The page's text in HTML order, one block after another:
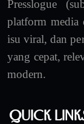
Presslogue
platform media
isu viral, dan
yang cepat,
modern.
Quick